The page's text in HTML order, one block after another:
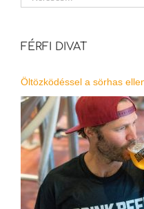
FÉRFI DIVAT
Öltözködéssel a sörhas